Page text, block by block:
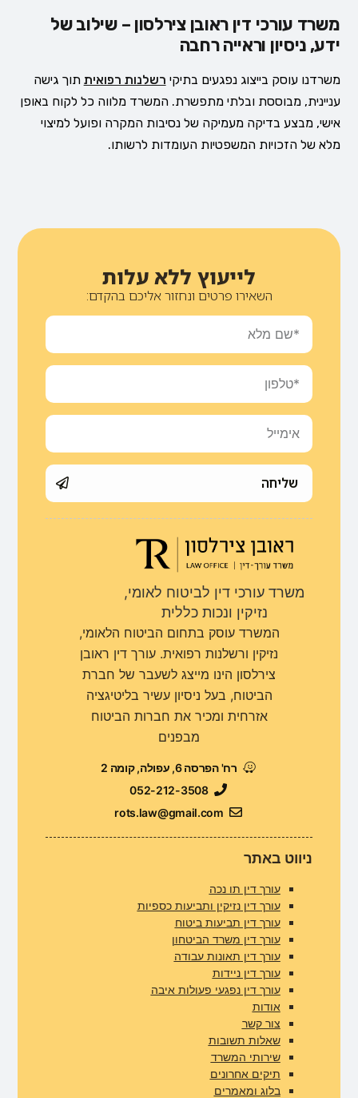
משרד עורכי דין ראובן צירלסון – שילוב של
ידע, ניסיון וראייה רחבה
משרדנו עוסק בייצוג נפגעים בתיקי רשלנות רפואית תוך גישה
עניינית, מבוססת ובלתי מתפשרת. המשרד מלווה כל לקוח באופן
אישי, מבצע בדיקה מעמיקה של נסיבות המקרה ופועל למיצוי
מלא של הזכויות המשפטיות העומדות לרשותו.
לייעוץ ללא עלות
השאירו פרטים ונחזור אליכם בהקדם:
שליחה
משרד עורכי דין לביטוח לאומי,
נזיקין ונכות כללית
המשרד עוסק בתחום הביטוח הלאומי,
נזיקין ורשלנות רפואית. עורך דין ראובן
צירלסון הינו מייצג לשעבר של חברת
הביטוח, בעל ניסיון עשיר בליטיגציה
אזרחית ומכיר את חברות הביטוח
מבפנים
רח' הפרסה 6, עפולה, קומה 2
052-212-3508
rots.law@gmail.com
ניווט באתר
עורך דין תו נכה
עורך דין נזיקין ותביעות כספיות
עורך דין תביעות ביטוח
עורך דין משרד הביטחון
עורך דין תאונות עבודה
עורך דין ניידות
עורך דין נפגעי פעולות איבה
אודות
צור קשר
שאלות תשובות
שירותי המשרד
תיקים אחרונים
בלוג ומאמרים​